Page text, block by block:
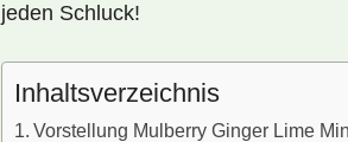
jeden Schluck!
Inhaltsverzeichnis
Vorstellung Mulberry Ginger Lime